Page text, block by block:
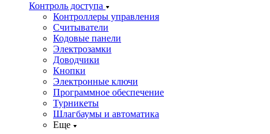
Контроль доступа
Контроллеры управления
Считыватели
Кодовые панели
Электрозамки
Доводчики
Кнопки
Электронные ключи
Программное обеспечение
Турникеты
Шлагбаумы и автоматика
Еще